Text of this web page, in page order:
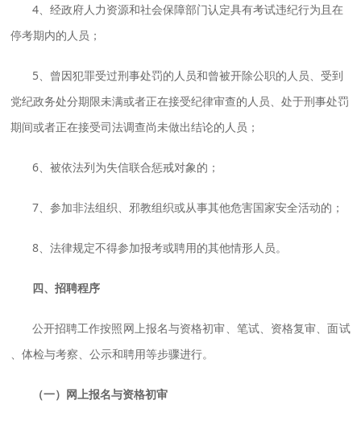
4、经政府人力资源和社会保障部门认定具有考试违纪行为且在
停考期内的人员；
5、曾因犯罪受过刑事处罚的人员和曾被开除公职的人员、受到
党纪政务处分期限未满或者正在接受纪律审查的人员、处于刑事处罚
期间或者正在接受司法调查尚未做出结论的人员；
6、被依法列为失信联合惩戒对象的；
7、参加非法组织、邪教组织或从事其他危害国家安全活动的；
8、法律规定不得参加报考或聘用的其他情形人员。
四、招聘程序
公开招聘工作按照网上报名与资格初审、笔试、资格复审、面试
、体检与考察、公示和聘用等步骤进行。
（一）网上报名与资格初审